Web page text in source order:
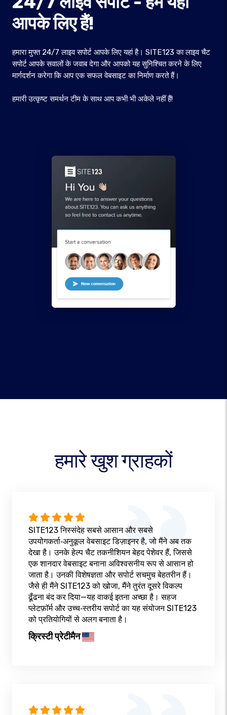
आपके लिए हैं!
हमारा मुफ्त 24/7 लाइव सपोर्ट आपके लिए यहां है। SITE123 का लाइव चैट
सपोर्ट आपके सवालों के जवाब देगा और आपको यह सुनिश्चित करने के लिए
मार्गदर्शन करेगा कि आप एक सफल वेबसाइट का निर्माण करते हैं।
हमारी उत्कृष्ट समर्थन टीम के साथ आप कभी भी अकेले नहीं हैं!
हमारे खुश ग्राहकों
SITE123 निस्संदेह सबसे आसान और सबसे
उपयोगकर्ता‑अनुकूल वेबसाइट डिज़ाइनर है, जो मैंने अब तक
देखा है। उनके हेल्प चैट तकनीशियन बेहद पेशेवर हैं, जिससे
एक शानदार वेबसाइट बनाना अविश्वसनीय रूप से आसान हो
जाता है। उनकी विशेषज्ञता और सपोर्ट सचमुच बेहतरीन हैं।
जैसे ही मैंने SITE123 को खोजा, मैंने तुरंत दूसरे विकल्प
ढूँढना बंद कर दिया—यह वाकई इतना अच्छा है। सहज
प्लेटफ़ॉर्म और उच्च‑स्तरीय सपोर्ट का यह संयोजन SITE123
को प्रतियोगियों से अलग बनाता है।
क्रिस्टी प्रेटीमैन